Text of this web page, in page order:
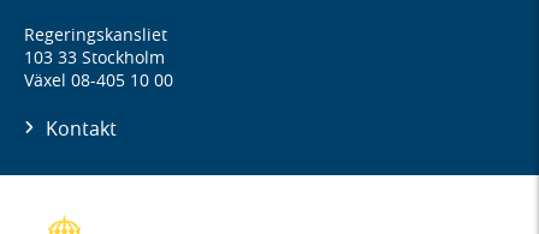
Regeringskansliet
103 33 Stockholm
Växel 08-405 10 00
Kontakt